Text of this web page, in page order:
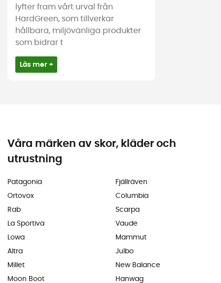
lyfter fram vårt urval från
HardGreen, som tillverkar
hållbara, miljövänliga produkter
som bidrar t
Läs mer +
Våra märken av skor, kläder och
utrustning
Patagonia
Ortovox
Rab
La Sportiva
Lowa
Altra
Millet
Moon Boot
Fjällräven
Columbia
Scarpa
Vaude
Mammut
Julbo
New Balance
Hanwag